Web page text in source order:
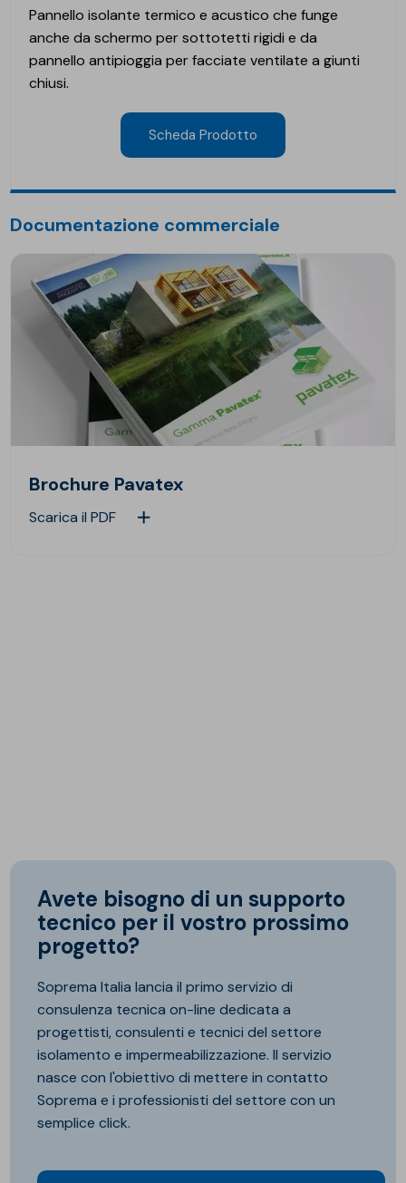
Pannello isolante termico e acustico che funge
anche da schermo per sottotetti rigidi e da
pannello antipioggia per facciate ventilate a giunti
chiusi.
Scheda Prodotto
Documentazione commerciale
Brochure Pavatex
Scarica il PDF
Avete bisogno di un supporto
tecnico per il vostro prossimo
progetto?
Soprema Italia lancia il primo servizio di
consulenza tecnica on-line dedicata a
progettisti, consulenti e tecnici del settore
isolamento e impermeabilizzazione. Il servizio
nasce con l'obiettivo di mettere in contatto
Soprema e i professionisti del settore con un
semplice click.